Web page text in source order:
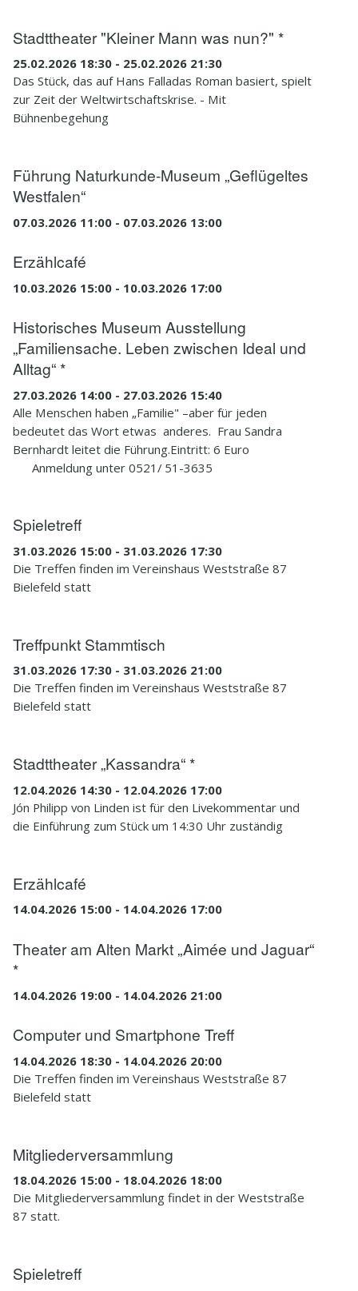
Stadttheater "Kleiner Mann was nun?" *
25.02.2026 18:30 - 25.02.2026 21:30
Das Stück, das auf Hans Falladas Roman basiert, spielt
zur Zeit der Weltwirtschaftskrise. - Mit
Bühnenbegehung
Führung Naturkunde-Museum „Geflügeltes
Westfalen“
07.03.2026 11:00 - 07.03.2026 13:00
Erzählcafé
10.03.2026 15:00 - 10.03.2026 17:00
Historisches Museum Ausstellung
„Familiensache. Leben zwischen Ideal und
Alltag“ *
27.03.2026 14:00 - 27.03.2026 15:40
Alle Menschen haben „Familie" –aber für jeden
bedeutet das Wort etwas anderes. Frau Sandra
Bernhardt leitet die Führung.Eintritt: 6 Euro
Anmeldung unter 0521/ 51-3635
Spieletreff
31.03.2026 15:00 - 31.03.2026 17:30
Die Treffen finden im Vereinshaus Weststraße 87
Bielefeld statt
Treffpunkt Stammtisch
31.03.2026 17:30 - 31.03.2026 21:00
Die Treffen finden im Vereinshaus Weststraße 87
Bielefeld statt
Stadttheater „Kassandra“ *
12.04.2026 14:30 - 12.04.2026 17:00
Jón Philipp von Linden ist für den Livekommentar und
die Einführung zum Stück um 14:30 Uhr zuständig
Erzählcafé
14.04.2026 15:00 - 14.04.2026 17:00
Theater am Alten Markt „Aimée und Jaguar“
*
14.04.2026 19:00 - 14.04.2026 21:00
Computer und Smartphone Treff
14.04.2026 18:30 - 14.04.2026 20:00
Die Treffen finden im Vereinshaus Weststraße 87
Bielefeld statt
Mitgliederversammlung
18.04.2026 15:00 - 18.04.2026 18:00
Die Mitgliederversammlung findet in der Weststraße
87 statt.
Spieletreff